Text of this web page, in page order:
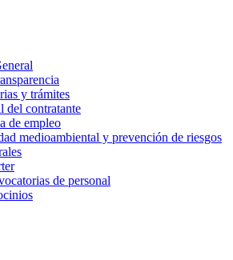
y trámites
del contratante
de empleo
medioambiental y prevención de riesgos
de personal